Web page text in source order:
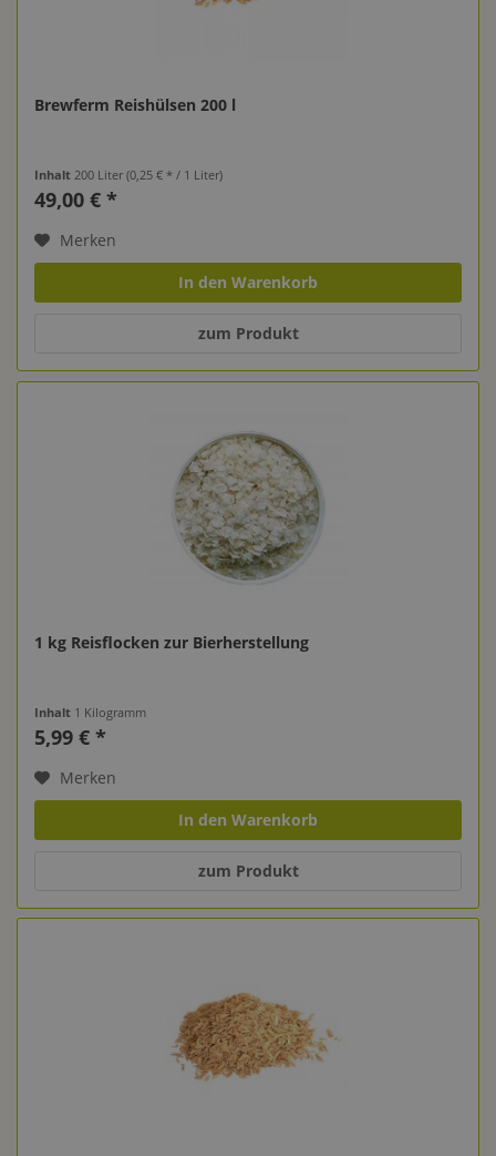
Brewferm Reishülsen 200 l
Inhalt200 Liter(0,25 € * / 1 Liter)
49,00 € *
Merken
In den Warenkorb
zum Produkt
1 kg Reisflocken zur Bierherstellung
Inhalt 1 Kilogramm
5,99 € *
Merken
In den Warenkorb
zum Produkt